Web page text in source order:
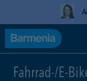
Fahrrad-/E-